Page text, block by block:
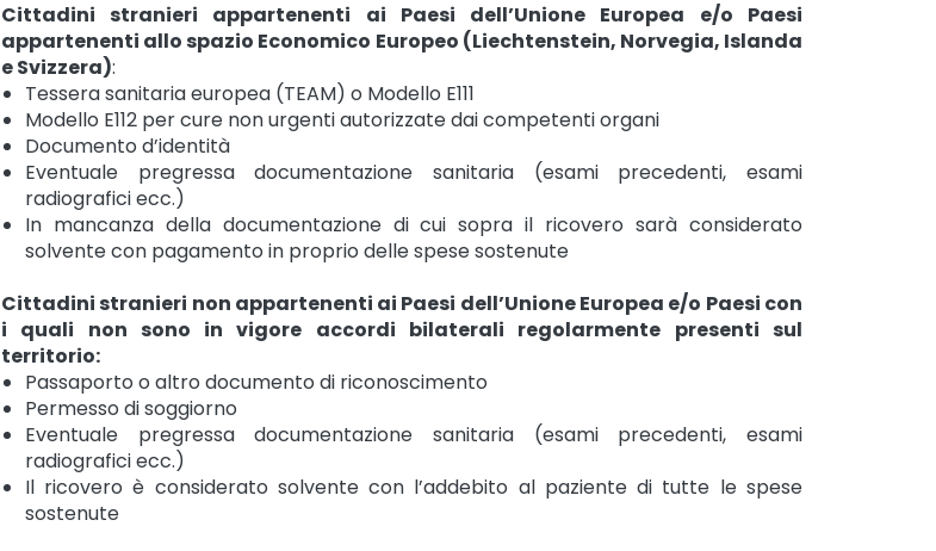
Cittadini stranieri appartenenti ai Paesi dell’Unione Europea e/o Paesi
appartenenti allo spazio Economico Europeo (Liechtenstein, Norvegia, Islanda
e Svizzera):
Tessera sanitaria europea (TEAM) o Modello E111
Modello E112 per cure non urgenti autorizzate dai competenti organi
Documento d’identità
Eventuale pregressa documentazione sanitaria (esami precedenti, esami
radiografici ecc.)
In mancanza della documentazione di cui sopra il ricovero sarà considerato
solvente con pagamento in proprio delle spese sostenute
Cittadini stranieri non appartenenti ai Paesi dell’Unione Europea e/o Paesi con
i quali non sono in vigore accordi bilaterali regolarmente presenti sul
territorio:
Passaporto o altro documento di riconoscimento
Permesso di soggiorno
Eventuale pregressa documentazione sanitaria (esami precedenti, esami
radiografici ecc.)
Il ricovero è considerato solvente con l’addebito al paziente di tutte le spese
sostenute